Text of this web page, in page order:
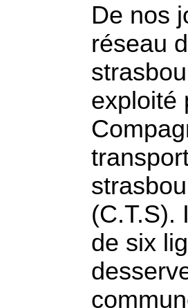
De nos
réseau
exploité
(C.T.S).
de six